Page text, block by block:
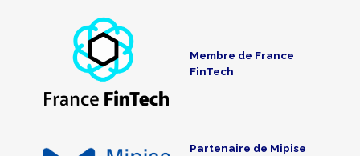
Membre de France
FinTech
Partenaire de Mipise